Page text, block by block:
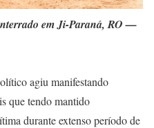
em Ji-Paraná, RO —
agiu manifestando
que tendo mantido
durante extenso período de